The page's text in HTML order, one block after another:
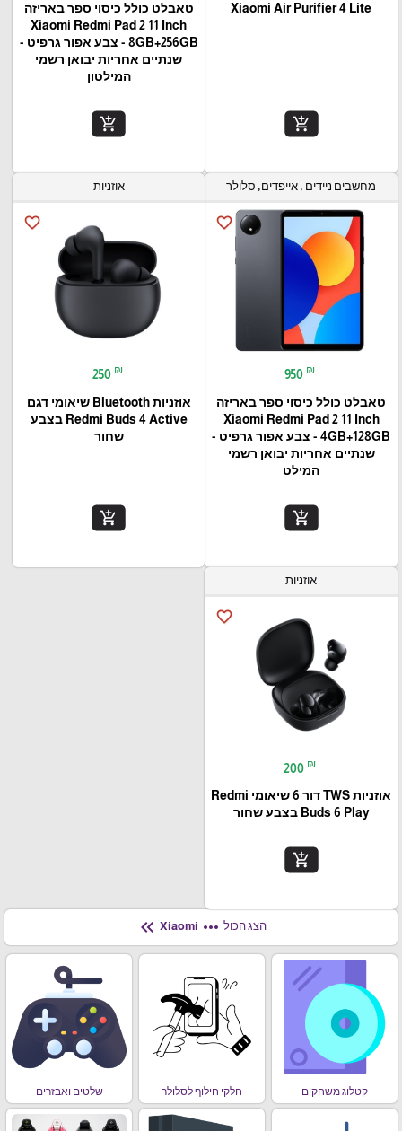
Xiaomi Air Purifier 4 Lite
add_shopping_cart
טאבלט כולל כיסוי ספר באריזה
Xiaomi Redmi Pad 2 11 Inch
8GB+256GB - צבע אפור גרפיט -
שנתיים אחריות יבואן רשמי
המילטון
add_shopping_cart
מחשבים ניידים , אייפדים, סלולר
favorite_border
950 ₪
טאבלט כולל כיסוי ספר באריזה
Xiaomi Redmi Pad 2 11 Inch
4GB+128GB - צבע אפור גרפיט -
שנתיים אחריות יבואן רשמי
המילט
add_shopping_cart
אוזניות
favorite_border
250 ₪
אוזניות Bluetooth שיאומי דגם
Redmi Buds 4 Active בצבע
שחור
add_shopping_cart
אוזניות
favorite_border
200 ₪
אוזניות TWS דור 6 שיאומי Redmi
Buds 6 Play בצבע שחור
add_shopping_cart
הצג הכול more_horiz
keyboard_double_arrow_left
קטלוג משחקים חלקי חילוף לסלולר שלטים ואבזרים